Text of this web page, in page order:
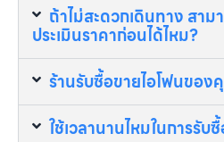
ถ้าไม่สะดวกเดินทาง สา
ประเมินราคาก่อนได้ไหม?
ร้านรับซื้อขายไอโฟนขอ
ใช้เวลานานไหมในการรับ